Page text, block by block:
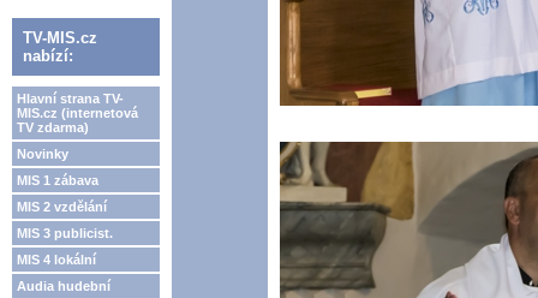
TV-MIS.cz
nabízí:
Hlavní strana TV-
MIS.cz (internetová
TV zdarma)
Novinky
MIS 1 zábava
MIS 2 vzdělání
MIS 3 publicist.
MIS 4 lokální
Audia hudební